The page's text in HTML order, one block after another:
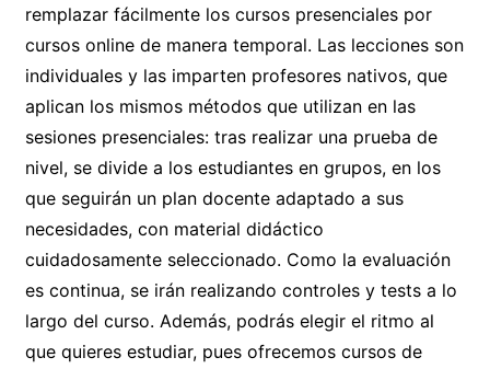
remplazar fácilmente los cursos presenciales por
cursos online de manera temporal. Las lecciones son
individuales y las imparten profesores nativos, que
aplican los mismos métodos que utilizan en las
sesiones presenciales: tras realizar una prueba de
nivel, se divide a los estudiantes en grupos, en los
que seguirán un plan docente adaptado a sus
necesidades, con material didáctico
cuidadosamente seleccionado. Como la evaluación
es continua, se irán realizando controles y tests a lo
largo del curso. Además, podrás elegir el ritmo al
que quieres estudiar, pues ofrecemos cursos de